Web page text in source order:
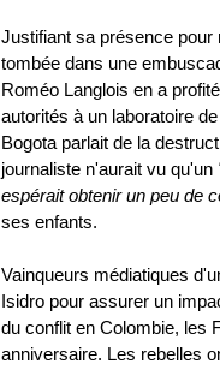
Justifiant sa présence
tombée dans une
Roméo Langlois en a
autorités à un laboratoire
Bogota parlait de la
journaliste n'aurait vu qu'un
espérait obtenir un peu de
ses enfants.
Vainqueurs médiatiques
Isidro pour assurer un
du conflit en Colombie, les
anniversaire. Les rebelles